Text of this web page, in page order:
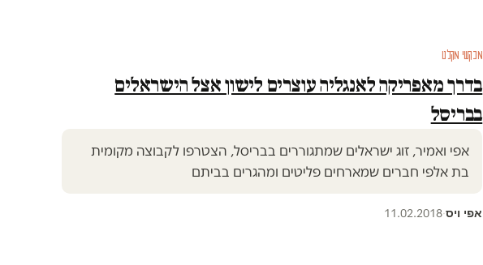
מבקשי מקלט
בדרך מאפריקה לאנגליה עוצרים לישון אצל הישראלים
בבריסל
אפי ואמיר, זוג ישראלים שמתגוררים בבריסל, הצטרפו לקבוצה מקומית
בת אלפי חברים שמארחים פליטים ומהגרים בביתם
אפי ויס·
11.02.2018